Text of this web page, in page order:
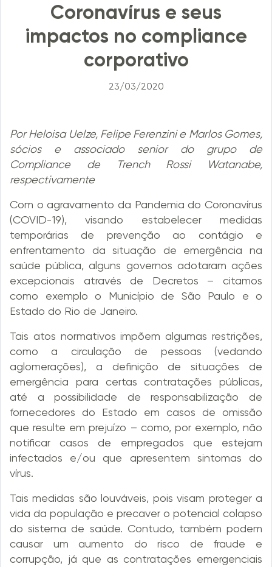
Coronavírus e seus
impactos no compliance
corporativo
23/03/2020
Por Heloisa Uelze, Felipe Ferenzini e Marlos Gomes,
sócios e associado senior do grupo de
Compliance de Trench Rossi Watanabe,
respectivamente
Com o agravamento da Pandemia do Coronavírus
(COVID-19), visando estabelecer medidas
temporárias de prevenção ao contágio e
enfrentamento da situação de emergência na
saúde pública, alguns governos adotaram ações
excepcionais através de Decretos – citamos
como exemplo o Município de São Paulo e o
Estado do Rio de Janeiro.
Tais atos normativos impõem algumas restrições,
como a circulação de pessoas (vedando
aglomerações), a definição de situações de
emergência para certas contratações públicas,
até a possibilidade de responsabilização de
fornecedores do Estado em casos de omissão
que resulte em prejuízo – como, por exemplo, não
notificar casos de empregados que estejam
infectados e/ou que apresentem sintomas do
vírus.
Tais medidas são louváveis, pois visam proteger a
vida da população e precaver o potencial colapso
do sistema de saúde. Contudo, também podem
causar um aumento do risco de fraude e
corrupção, já que as contratações emergenciais